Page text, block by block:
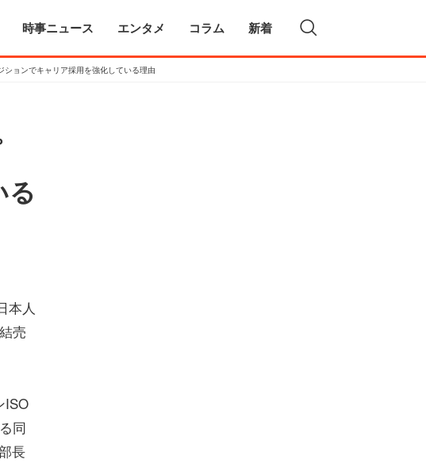
時事ニュース エンタメ コラム 新着
ョンでキャリア採用を強化している理由
本人
売
ISO
同
長